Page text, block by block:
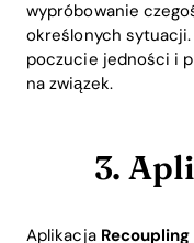
wypróbowanie
określonych
poczucie jedności i
na związek.
3.
Aplikacja Recoupling